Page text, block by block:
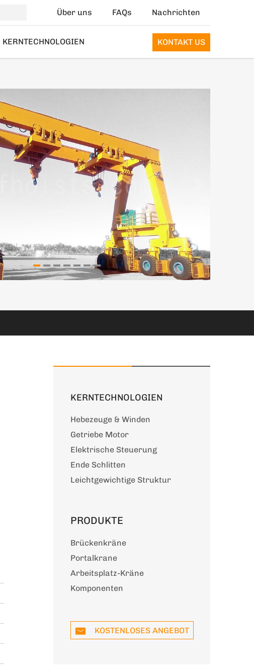
Über uns FAQs Nachrichten
KERNTECHNOLOGIEN KONTAKT US
KERNTECHNOLOGIEN
Hebezeuge & Winden
Getriebe Motor
Elektrische Steuerung
Ende Schlitten
Leichtgewichtige Struktur
PRODUKTE
Brückenkräne
Portalkrane
Arbeitsplatz-Kräne
Komponenten
KOSTENLOSES ANGEBOT